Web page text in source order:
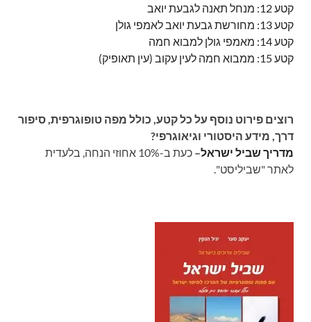
קטע 12: מנחל תאנה לגבעת יואב
קטע 13: מחורשת גבעת יואב לאמפי גולן
קטע 14: מאמפי גולן למבוא חמה
קטע 15: ממבוא חמה לעין עקוב (עין תאופיק)
רוצים פירוט נוסף על כל קטע, כולל מפה טופוגרפית, סיפור
דרך, מידע היסטורי וגיאוגרפי?
מדריך שביל ישראל–
כעת ב-10% אחוזי הנחה, בלעדית
לאתר "שביליסט".